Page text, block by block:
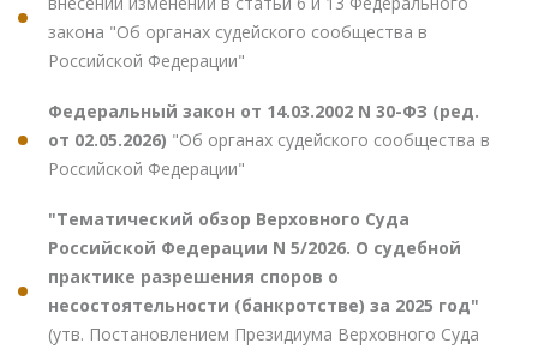
закона "Об органах судейского сообщества в
Российской Федерации"
Федеральный закон от 14.03.2002 N 30-ФЗ (ред.
от 02.05.2026) "Об органах судейского сообщества в
Российской Федерации"
"Тематический обзор Верховного Суда
Российской Федерации N 5/2026. О судебной
практике разрешения споров о
несостоятельности (банкротстве) за 2025 год"
(утв. Постановлением Президиума Верховного Суда